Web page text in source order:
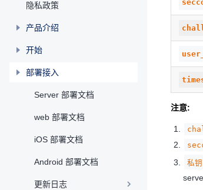
注意:
私钥
隐私政策
产品介绍
开始
部署接入
Server 部署文档
web 部署文档
iOS 部署文档
Android 部署文档
更新日志